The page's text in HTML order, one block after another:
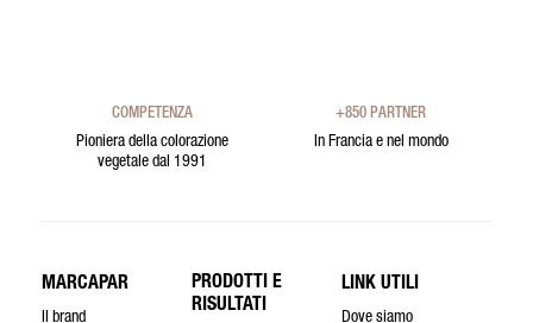
COMPETENZA
Pioniera della colorazione
vegetale dal 1991
+850 PARTNER
In Francia e nel mondo
MARCAPAR
Il brand
PRODOTTI E
RISULTATI
LINK UTILI
Dove siamo